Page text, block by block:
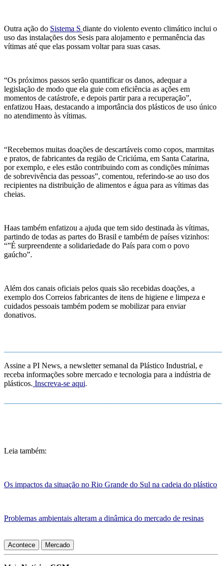
Outra ação do Sistema S diante do violento evento climático inclui o
uso das instalações dos Sesis para alojamento e permanência das
vítimas até que elas possam voltar para suas casas.
“Os próximos passos serão quantificar os danos, adequar a
legislação de modo que ela guie com eficiência as ações em
momentos de catástrofe, e depois partir para a recuperação”,
enfatizou Haas, destacando a importância dos plásticos de uso único
no atendimento às vítimas.
“Recebemos muitas doações de descartáveis como copos, marmitas
e pratos, de fabricantes da região de Criciúma, em Santa Catarina,
por exemplo, e eles estão contribuindo com as condições mínimas
de sobrevivência das pessoas”, comentou, referindo-se ao uso dos
recipientes na distribuição de alimentos e água para as vítimas das
cheias.
Haas também enfatizou a ajuda que tem sido destinada às vítimas,
partindo de todas as partes do Brasil e também de países vizinhos:
“”É surpreendente a solidariedade do País para com o povo
gaúcho”.
Além dos canais oficiais pelos quais são recebidas doações, a
exemplo dos Correios fabricantes de itens de higiene e limpeza e
cuidados pessoais também podem se mobilizar para enviar
donativos.
Assine a PI News, a newsletter semanal da Plástico Industrial, e
receba informações sobre mercado e tecnologia para a indústria de
plásticos. Inscreva-se aqui.
Leia também:
Os impactos da situação no Rio Grande do Sul na cadeia do plástico
Problemas ambientais alteram a dinâmica do mercado de resinas
Acontece Mercado